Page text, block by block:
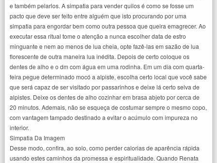
e também pelarlos. A simpatia para vender quilos é como se fosse um
pacto que deve ser feito entre alguém que isto procurando por uma
simpatia para engordar bem como outra pessoa que queira emagrecer. Ao
executar essa ritual tome o atenção a nunca escolher data de estro
minguante e nem ao menos de lua cheia, opte fazê-las em sazão de lua
florescente de outra maneira lua inédita. Depois de certo coloque os
dentes de alho e o dm com água em uma rodinha. Em um dia com quarta-
feira pegue determinado mocó a alpiste, escolha certo local que você sabe
que será capaz de ser visitado por passarinhos e deixe lá certo selva de
alpistes. Deixe os dentes de alho cozinhar em brasa abjeto por cerca de
20 minutos. Ademais, não se esqueça de costumar sempre o mesmo copo,
com vantagem tampado destinado a evitar o acúmulo com impureza no
interior.
Simpatia Da Imagem
Desse modo, confira, ao solo, como perder calorias de aparência rápida
usando estes caminhos da promessa e espiritualidade. Quando Renata